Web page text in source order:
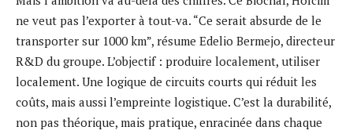
ne veut pas l’exporter à tout-va. “Ce serait absurde de le
transporter sur 1000 km”, résume Edelio Bermejo, directeur
R&D du groupe. L’objectif : produire localement, utiliser
localement. Une logique de circuits courts qui réduit les
coûts, mais aussi l’empreinte logistique. C’est la durabilité,
non pas théorique, mais pratique, enracinée dans chaque